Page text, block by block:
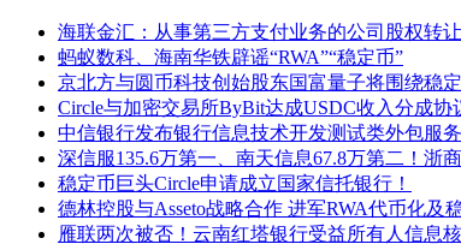
海联金汇：从事第三方支付业务的公司股权转
蚂蚁数科、海南华铁辟谣“RWA”“稳定币”
京北方与圆币科技创始股东国富量子将围绕稳
Circle与加密交易所ByBit达成USDC收入分成协
中信银行发布银行信息技术开发测试类外包服
深信服135.6万第一、南天信息67.8万第二！浙
稳定币巨头Circle申请成立国家信托银行！
德林控股与Asseto战略合作 进军RWA代币化及
雁联两次被否！云南红塔银行受益所有人信息